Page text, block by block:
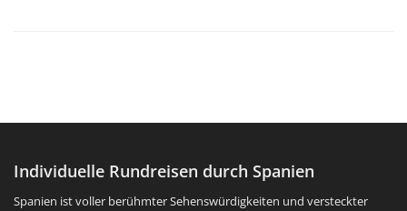
Individuelle Rundreisen durch Spanien
Spanien ist voller berühmter Sehenswürdigkeiten und versteckter